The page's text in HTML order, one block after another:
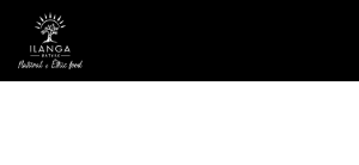
Se rendre au contenu